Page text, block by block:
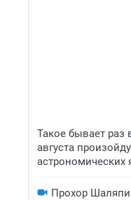
Такое бывает раз
августа
астрономических
Прохор